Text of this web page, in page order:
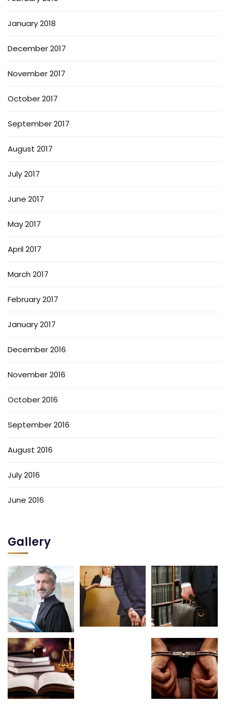
January 2018
December 2017
November 2017
October 2017
September 2017
August 2017
July 2017
June 2017
May 2017
April 2017
March 2017
February 2017
January 2017
December 2016
November 2016
October 2016
September 2016
August 2016
July 2016
June 2016
Gallery